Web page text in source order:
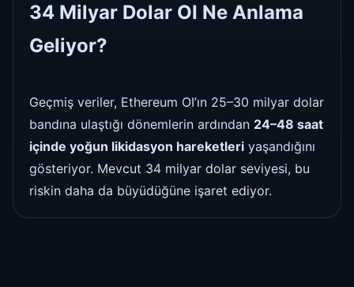
34 Milyar Dolar OI Ne Anlama
Geliyor?
Geçmiş veriler, Ethereum OI’ın 25–30 milyar dolar
bandına ulaştığı dönemlerin ardından 24–48 saat
içinde yoğun likidasyon hareketleri yaşandığını
gösteriyor. Mevcut 34 milyar dolar seviyesi, bu
riskin daha da büyüdüğüne işaret ediyor.